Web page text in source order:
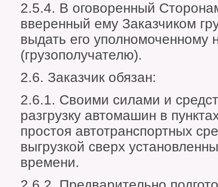
2.5.4. В оговоренный
вверенный ему Заказчиком
выдать его уполномоченному
(грузополучателю).
2.6. Заказчик обязан:
2.6.1. Своими силами и
разгрузку автомашин в
простоя автотранспортных
выгрузкой сверх
времени.